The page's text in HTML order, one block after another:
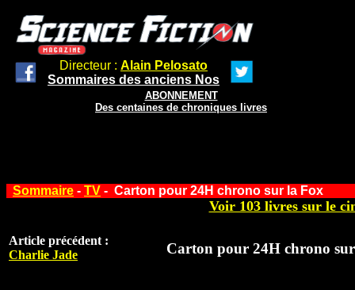
Directeur : Alain Pelosato
Sommaires des anciens Nos
ABONNEMENT
Des centaines de chroniques livres
Sommaire - TV - Carton pour 24H chrono sur la Fox
Voir 103 livres sur le
Article précédent :
Charlie Jade
Carton pour 24H chrono